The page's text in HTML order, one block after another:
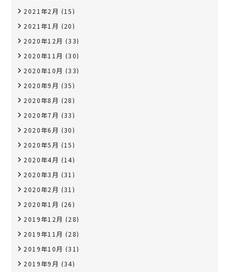
2021年2月 (15)
2021年1月 (20)
2020年12月 (33)
2020年11月 (30)
2020年10月 (33)
2020年9月 (35)
2020年8月 (28)
2020年7月 (33)
2020年6月 (30)
2020年5月 (15)
2020年4月 (14)
2020年3月 (31)
2020年2月 (31)
2020年1月 (26)
2019年12月 (28)
2019年11月 (28)
2019年10月 (31)
2019年9月 (34)